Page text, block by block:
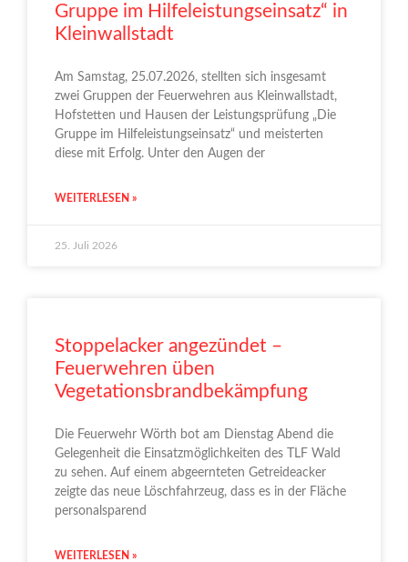
Gruppe im Hilfeleistungseinsatz“ in
Kleinwallstadt
Am Samstag, 25.07.2026, stellten sich insgesamt
zwei Gruppen der Feuerwehren aus Kleinwallstadt,
Hofstetten und Hausen der Leistungsprüfung „Die
Gruppe im Hilfeleistungseinsatz“ und meisterten
diese mit Erfolg. Unter den Augen der
WEITERLESEN »
25. Juli 2026
Stoppelacker angezündet –
Feuerwehren üben
Vegetationsbrandbekämpfung
Die Feuerwehr Wörth bot am Dienstag Abend die
Gelegenheit die Einsatzmöglichkeiten des TLF Wald
zu sehen. Auf einem abgeernteten Getreideacker
zeigte das neue Löschfahrzeug, dass es in der Fläche
personalsparend
WEITERLESEN »